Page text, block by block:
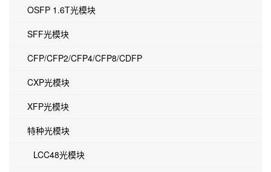
OSFP 1.6T光模块
SFF光模块
CFP/CFP2/CFP4/CFP8/CDFP
CXP光模块
XFP光模块
特种光模块
LCC48光模块